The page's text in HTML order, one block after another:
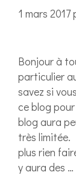
1 mars 2017
Bonjour à
particulier
savez si
ce blog
blog aura
très limitée.
plus rien
y aura des …